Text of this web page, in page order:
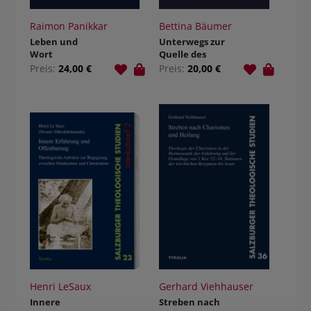
Raimon Panikkar
Leben und
Wort
Preis: 24,00 €
Bettina Bäumer
Unterwegs zur
Quelle des
Seins
Preis: 20,00 €
Henri LeSaux
Innere
Gerhard Viehhauser
Streben nach